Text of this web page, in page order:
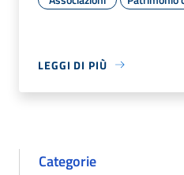
LEGGI DI PIÙ
Categorie